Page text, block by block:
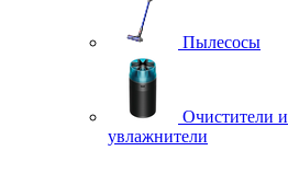
Пылесосы
Очистители и
увлажнители